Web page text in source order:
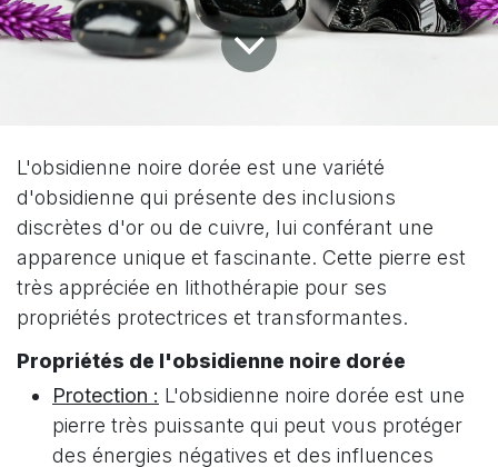
L'obsidienne noire dorée est une variété
d'obsidienne qui présente des inclusions
discrètes d'or ou de cuivre, lui conférant une
apparence unique et fascinante. Cette pierre est
très appréciée en lithothérapie pour ses
propriétés protectrices et transformantes.
Propriétés de l'obsidienne noire dorée
Protection : L'obsidienne noire dorée est une
pierre très puissante qui peut vous protéger
des énergies négatives et des influences